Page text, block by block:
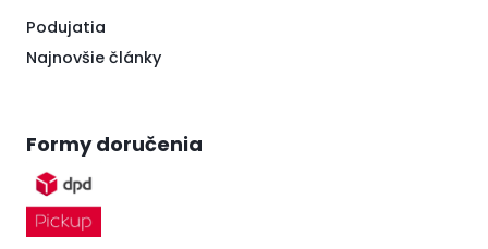
Podujatia
Najnovšie články
Formy doručenia